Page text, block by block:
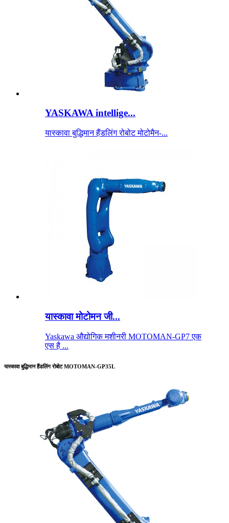
YASKAWA intellige...
यास्कावा बुद्धिमान हैंडलिंग रोबोट मोटोमैन-...
यास्कावा मोटोमन जी...
Yaskawa औद्योगिक मशीनरी MOTOMAN-GP7 एक
एस है ...
यास्कावा बुद्धिमान हैंडलिंग रोबोट MOTOMAN-GP35L